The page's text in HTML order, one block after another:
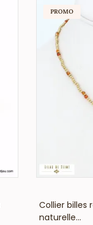
Collier billes
naturelle...
PROMO